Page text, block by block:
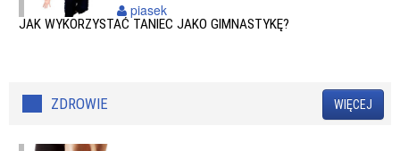
JAK WYKORZYSTAĆ TANIEC JAKO GIMNASTYKĘ?
piasek
ZDROWIE WIĘCEJ